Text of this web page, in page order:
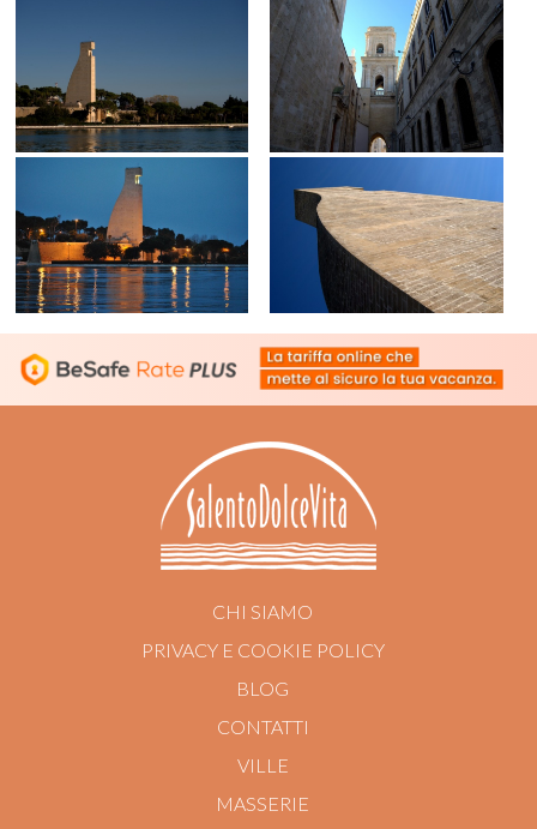
CHI SIAMO
PRIVACY E COOKIE POLICY
BLOG
CONTATTI
VILLE
MASSERIE